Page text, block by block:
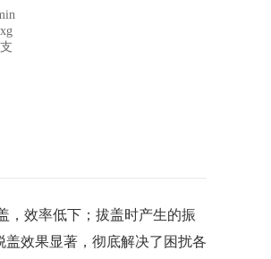
，效率低下；拔盖时产生的振
效果显著，彻底解决了困扰各